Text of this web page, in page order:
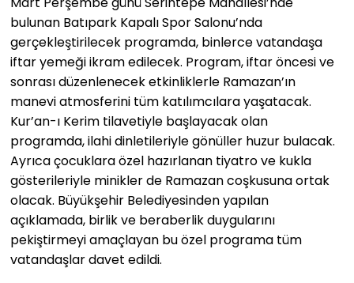
bulunan Batıpark Kapalı Spor Salonu’nda
gerçekleştirilecek programda, binlerce vatandaşa
iftar yemeği ikram edilecek. Program, iftar öncesi ve
sonrası düzenlenecek etkinliklerle Ramazan’ın
manevi atmosferini tüm katılımcılara yaşatacak.
Kur’an-ı Kerim tilavetiyle başlayacak olan
programda, ilahi dinletileriyle gönüller huzur bulacak.
Ayrıca çocuklara özel hazırlanan tiyatro ve kukla
gösterileriyle minikler de Ramazan coşkusuna ortak
olacak. Büyükşehir Belediyesinden yapılan
açıklamada, birlik ve beraberlik duygularını
pekiştirmeyi amaçlayan bu özel programa tüm
vatandaşlar davet edildi.